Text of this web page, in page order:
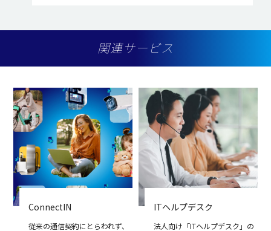
関連サービス
ConnectIN
従来の通信契約にとらわれず、
ITヘルプデスク
法人向け「ITヘルプデスク」の